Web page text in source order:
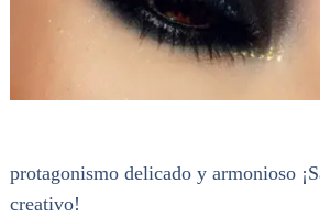
protagonismo delicado y armonioso
creativo!